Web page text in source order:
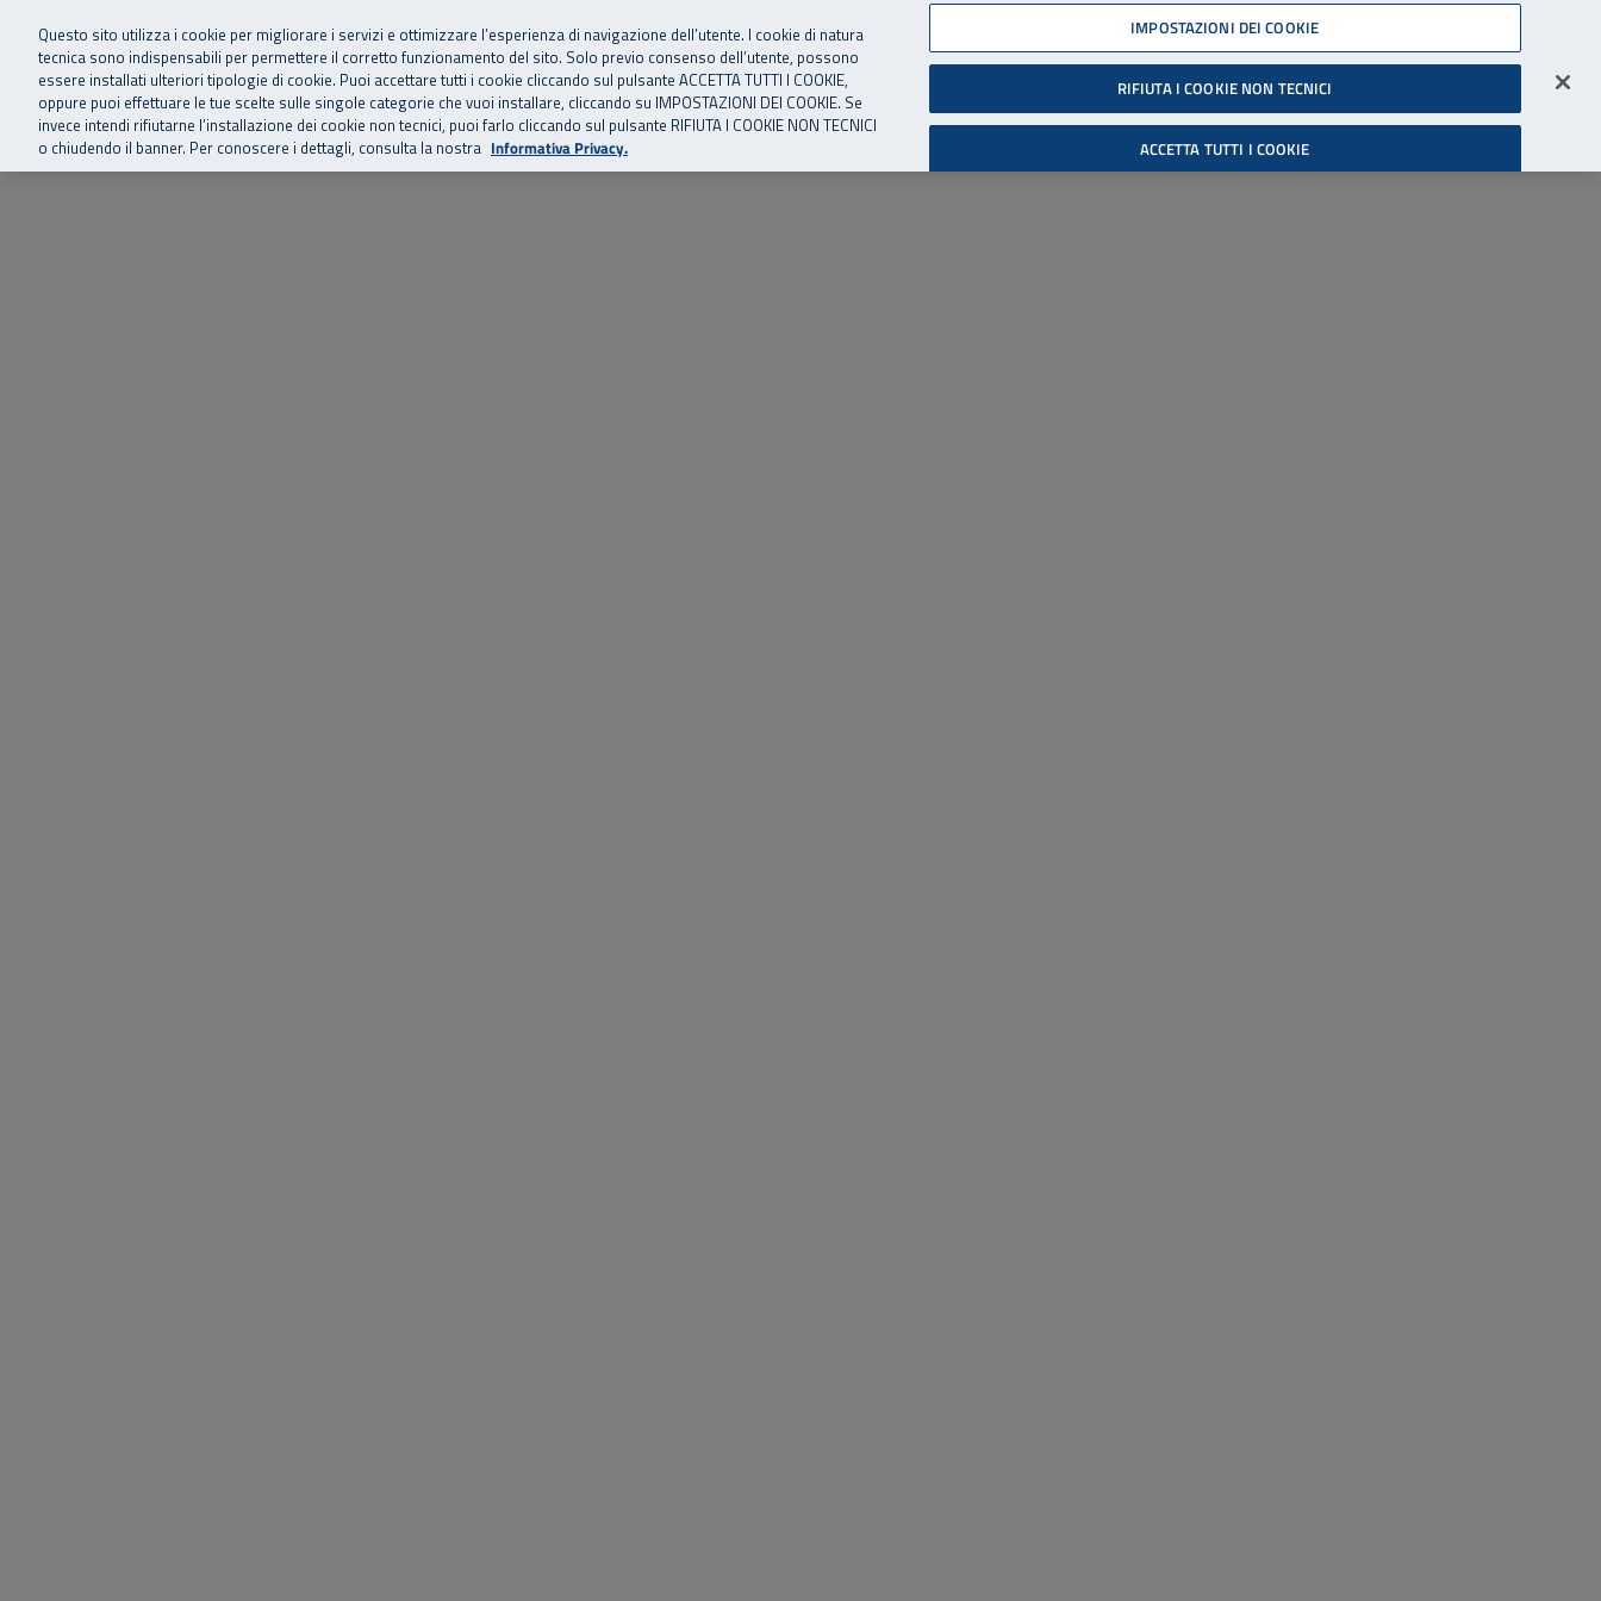
Vai al menu principale
Vai al contenuto principale
Vai al Footer 06 45539607
SuperAbile - il Contact Center Inail per il mondo della disabilità
Home Chi siamo Storie, news ed eventi Risorse utili Supporto Accessibilità
Cerca
Accedi all'area riservata
Questo sito utilizza i cookie per migliorare i servizi e ottimizzare l’esperienza di navigazione dell’utente. I cookie di natura
tecnica sono indispensabili per permettere il corretto funzionamento del sito. Solo previo consenso dell’utente, possono
essere installati ulteriori tipologie di cookie. Puoi accettare tutti i cookie cliccando sul pulsante ACCETTA TUTTI I COOKIE,
oppure puoi effettuare le tue scelte sulle singole categorie che vuoi installare, cliccando su IMPOSTAZIONI DEI COOKIE. Se
invece intendi rifiutarne l’installazione dei cookie non tecnici, puoi farlo cliccando sul pulsante RIFIUTA I COOKIE NON TECNICI
o chiudendo il banner. Per conoscere i dettagli, consulta la nostra Informativa Privacy.
IMPOSTAZIONI DEI COOKIE
RIFIUTA I COOKIE NON TECNICI
ACCETTA TUTTI I COOKIE